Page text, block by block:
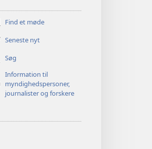
Find et møde
Seneste nyt
Søg
Information til
myndighedspersoner,
journalister og forskere